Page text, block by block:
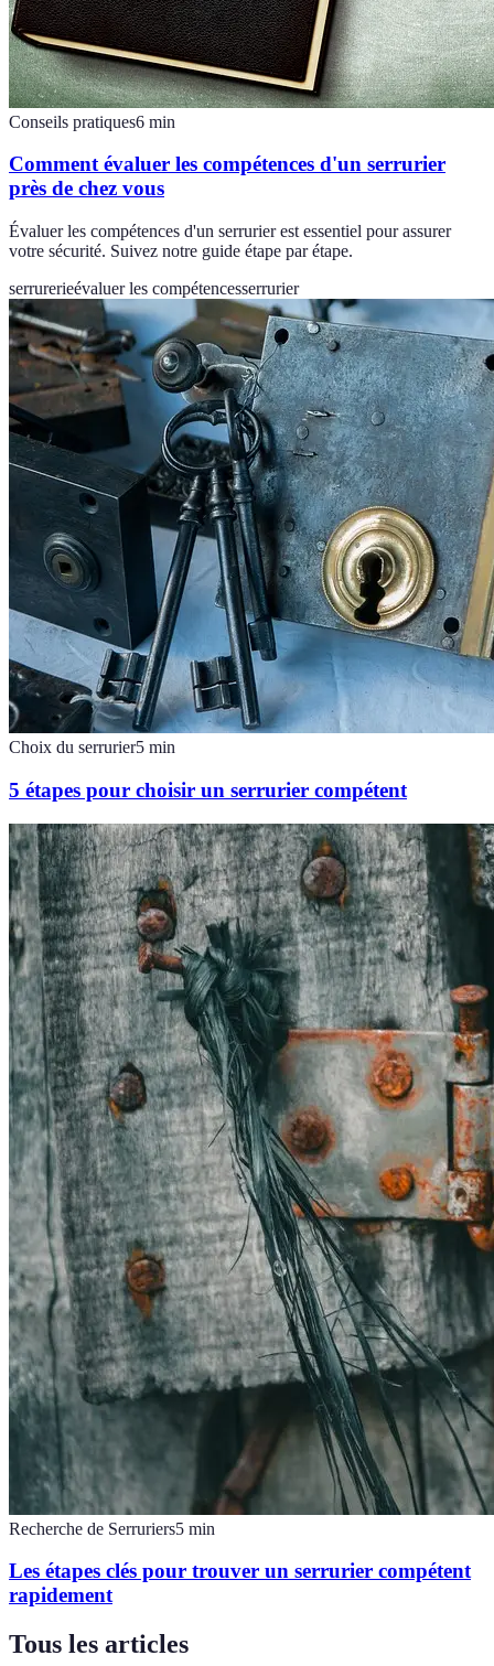
Conseils pratiques6 min
Comment évaluer les compétences d'un serrurier
près de chez vous
Évaluer les compétences d'un serrurier est essentiel pour assurer
votre sécurité. Suivez notre guide étape par étape.
serrurerieévaluer les compétencesserrurier
Choix du serrurier5 min
5 étapes pour choisir un serrurier compétent
Recherche de Serruriers5 min
Les étapes clés pour trouver un serrurier compétent
rapidement
Tous les articles